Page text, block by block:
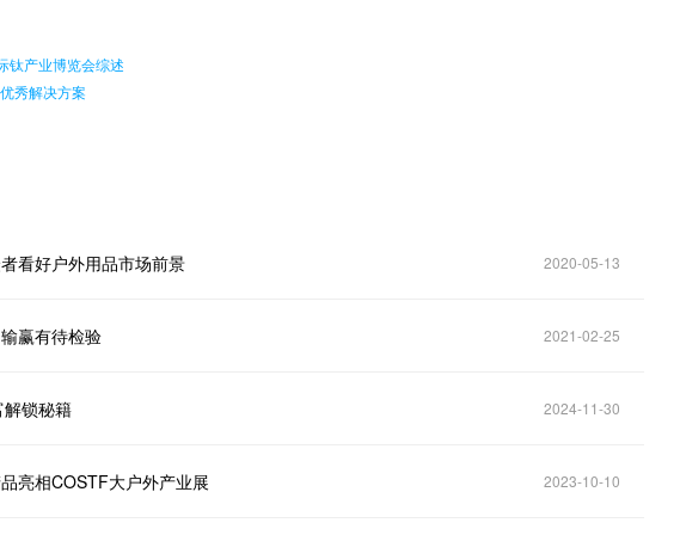
钛产业博览会综述
秀解决方案
看好户外用品市场前景 2020-05-13
赢有待检验 2021-02-25
锁秘籍 2024-11-30
亮相COSTF大户外产业展 2023-10-10